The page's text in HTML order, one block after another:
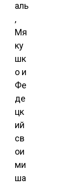
аль
,
Мя
ку
шк
о и
Фе
де
цк
ий
св
ои
ми
ша